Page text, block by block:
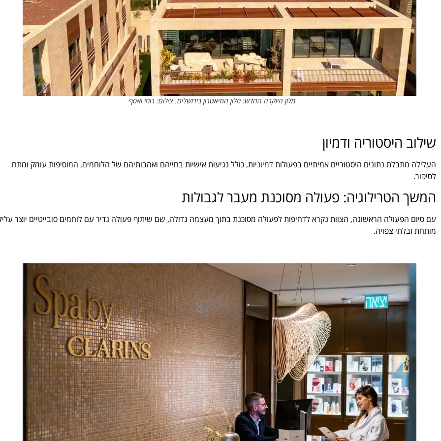
מלון היוקרה החדש: מלון התיאטרון בירושלים. צילום: רומי ואסף
שילוב היסטוריה ודמיון
העלילה מתבלת נתונים היסטוריים אמיתיים בפעולות דמיוניות, כולל נגיעות אישיות בחייהם ואהבותיהם של הלוחמים, המוסיפות עומק ומתח
לסיפור.
המשך הטרילוגיה: פעולה מסוכנת מעבר לגבולות
עם סיום הפעולה הראשונה, הצוות נקרא לדחיפות לפעולה מסוכנת בתוך מעצמה גדולה, שם שיתוף פעולה נדיר עם לוחמים סובייטיים יוצר
מותחת ובלתי צפויה.